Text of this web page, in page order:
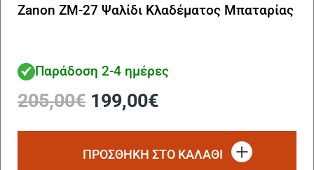
Zanon ZM-27 Ψαλίδι Κλαδέματος Μπαταρίας
Παράδοση 2-4 ημέρες
205,00€ Original
price
was:
205,00€.
199,00€Η
τιμή
είναι:
199,00€.
ΠΡΟΣΘΗΚΗ ΣΤΟ ΚΑΛΑΘΙ